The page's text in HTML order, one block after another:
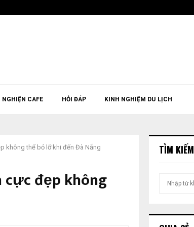
NGHIỆN CAFE HỎI ĐÁP KINH NGHIỆM DU LỊCH
không thể bỏ lỡ khi đến Đà Nẵng
cực đẹp không
TÌM KIẾM